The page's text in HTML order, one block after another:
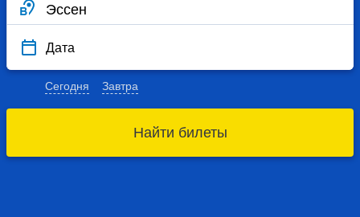
Дата
Сегодня Завтра
Найти билеты